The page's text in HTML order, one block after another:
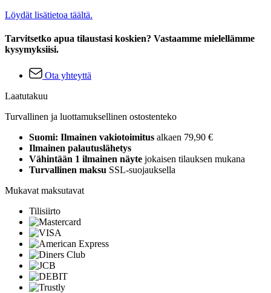
Löydät lisätietoa täältä.
Tarvitsetko apua tilaustasi koskien? Vastaamme mielellämme
kysymyksiisi.
Ota yhteyttä
Laatutakuu
Turvallinen ja luottamuksellinen ostostenteko
Suomi: Ilmainen vakiotoimitus alkaen 79,90 €
Ilmainen palautuslähetys
Vähintään 1 ilmainen näyte jokaisen tilauksen mukana
Turvallinen maksu SSL-suojauksella
Mukavat maksutavat
Tilisiirto